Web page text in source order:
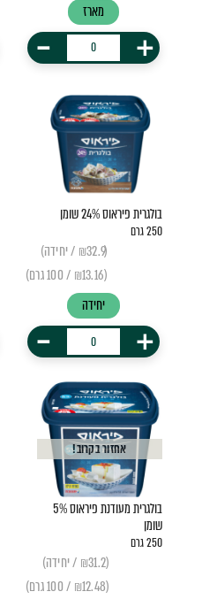
מארז
+
-
בולגרית פיראוס 24% שומן
250 גרם
(₪32.9 / יחידה)
(₪13.16 / 100 גרם)
יחידה
+
-
אחזור בקרוב!
בולגרית מעודנת פיראוס 5%
שומן
250 גרם
(₪31.2 / יחידה)
(₪12.48 / 100 גרם)